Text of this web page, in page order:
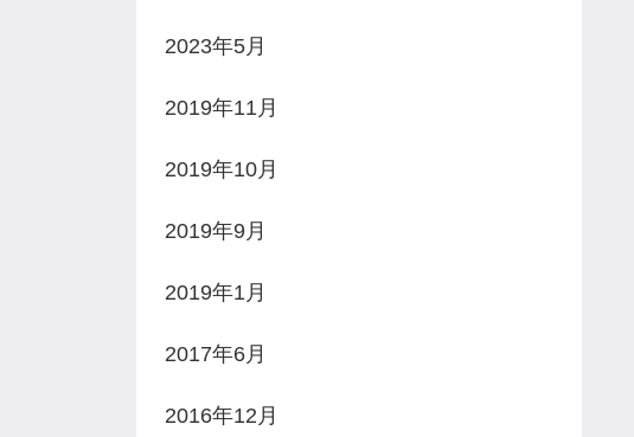
2023年5月
2019年11月
2019年10月
2019年9月
2019年1月
2017年6月
2016年12月